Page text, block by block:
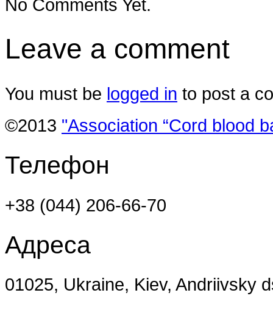
No Comments Yet.
Leave a comment
You must be logged in to post a
©2013 "Association “Cord blood
Телефон
+38 (044) 206-66-70
Адреса
01025, Ukraine, Kiev, Andriivsky